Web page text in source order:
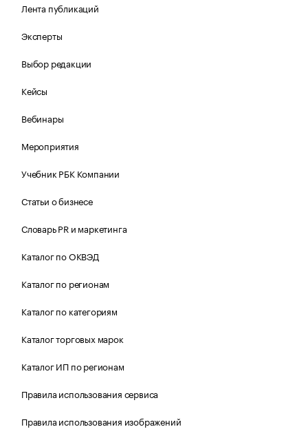
Лента публикаций
Эксперты
Выбор редакции
Кейсы
Вебинары
Мероприятия
Учебник РБК Компании
Статьи о бизнесе
Словарь PR и маркетинга
Каталог по ОКВЭД
Каталог по регионам
Каталог по категориям
Каталог торговых марок
Каталог ИП по регионам
Правила использования сервиса
Правила использования изображений